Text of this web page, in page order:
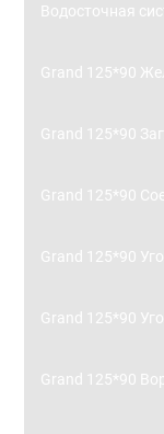
Водосточная
Grand 125*90
Grand 125*90
Grand 125*90
Grand 125*90
Grand 125*90
Grand 125*90